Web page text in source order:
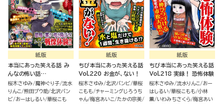
紙版
本当にあった笑える話 み
んなの怖い話
2023→2024冬
桜木さゆみ 魔神ぐり子 流水
りんこ 熊田プウ助 北沢バン
ビ おーはしるい 華桜こも
紙版
ちび本当にあった笑える話
Vol.220 お金が、ない！
桜木さゆみ 北沢バンビ 華桜
こもも チャーミングじろうち
ゃん 梅宮あいこ たかの宗美
紙版
ちび本当にあった笑える話
Vol.218 実録！ 恐怖体験
桜木さゆみ 流水りんこ
おー
はしるい 華桜こもも 小林
薫 いわみちさくら 梅宮あい